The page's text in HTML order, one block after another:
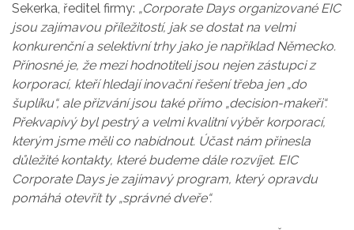
Sekerka, ředitel firmy: „Corporate Days organizované EIC
jsou zajímavou příležitostí, jak se dostat na velmi
konkurenční a selektivní trhy jako je například Německo.
Přínosné je, že mezi hodnotiteli jsou nejen zástupci z
korporací, kteří hledají inovační řešení třeba jen „do
šuplíku“, ale přizvání jsou také přímo „decision-makeři“.
Překvapivý byl pestrý a velmi kvalitní výběr korporací,
kterým jsme měli co nabídnout. Účast nám přinesla
důležité kontakty, které budeme dále rozvíjet. EIC
Corporate Days je zajímavý program, který opravdu
pomáhá otevřít ty „správné dveře“.